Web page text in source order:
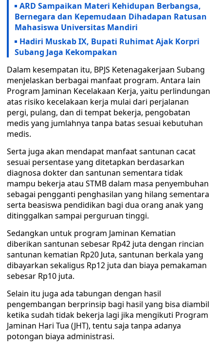
ARD Sampaikan Materi Kehidupan Berbangsa,
Bernegara dan Kepemudaan Dihadapan Ratusan
Mahasiswa Universitas Mandiri
Hadiri Muskab IX, Bupati Ruhimat Ajak Korpri
Subang Jaga Kekompakan
Dalam kesempatan itu, BPJS Ketenagakerjaan Subang
menjelaskan berbagai manfaat program. Antara lain
Program Jaminan Kecelakaan Kerja, yaitu perlindungan
atas risiko kecelakaan kerja mulai dari perjalanan
pergi, pulang, dan di tempat bekerja, pengobatan
medis yang jumlahnya tanpa batas sesuai kebutuhan
medis.
Serta juga akan mendapat manfaat santunan cacat
sesuai persentase yang ditetapkan berdasarkan
diagnosa dokter dan santunan sementara tidak
mampu bekerja atau STMB dalam masa penyembuhan
sebagai pengganti penghasilan yang hilang sementara
serta beasiswa pendidikan bagi dua orang anak yang
ditinggalkan sampai perguruan tinggi.
Sedangkan untuk program Jaminan Kematian
diberikan santunan sebesar Rp42 juta dengan rincian
santunan kematian Rp20 Juta, santunan berkala yang
dibayarkan sekaligus Rp12 juta dan biaya pemakaman
sebesar Rp10 juta.
Selain itu juga ada tabungan dengan hasil
pengembangan berprinsip bagi hasil yang bisa diambil
ketika sudah tidak bekerja lagi jika mengikuti Program
Jaminan Hari Tua (JHT), tentu saja tanpa adanya
potongan biaya administrasi.